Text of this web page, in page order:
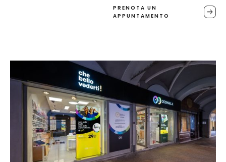
PRENOTA UN
APPUNTAMENTO